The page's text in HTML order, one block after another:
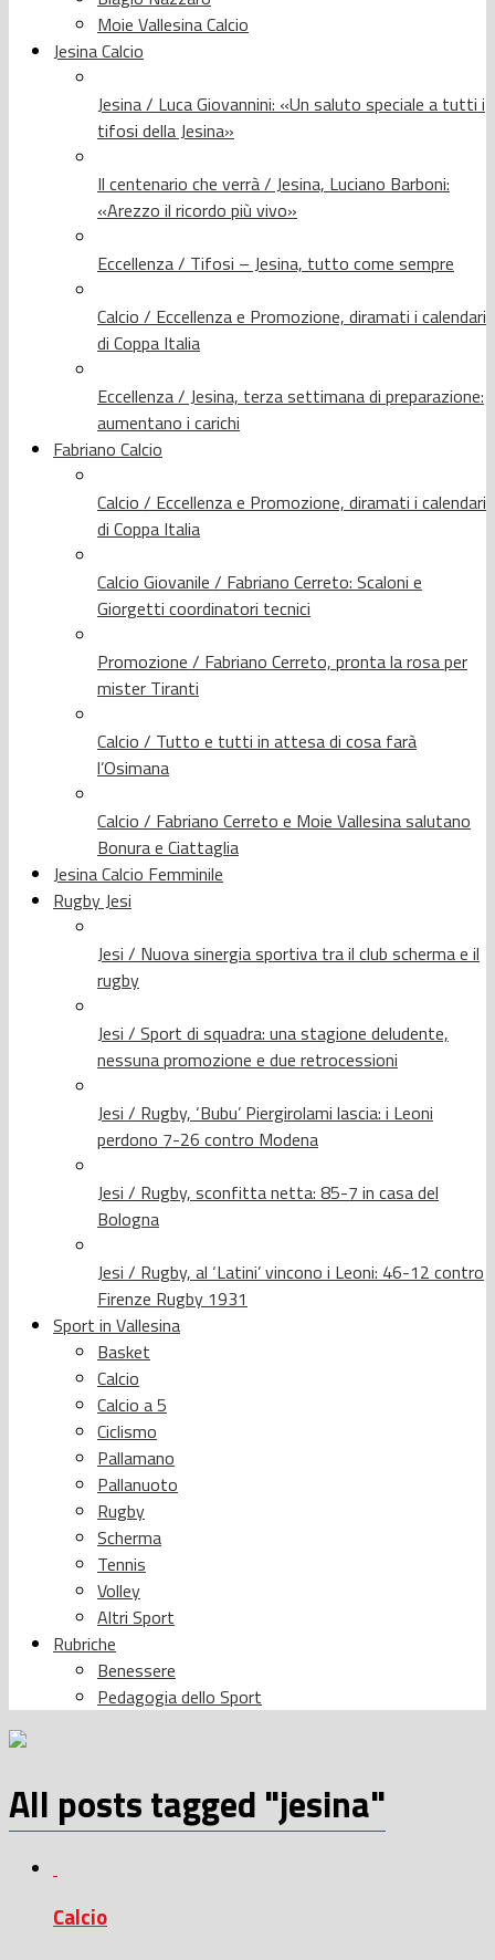
Moie Vallesina Calcio
Jesina Calcio
Jesina / Luca Giovannini: «Un saluto speciale a tutti i
tifosi della Jesina»
Il centenario che verrà / Jesina, Luciano Barboni:
«Arezzo il ricordo più vivo»
Eccellenza / Tifosi – Jesina, tutto come sempre
Calcio / Eccellenza e Promozione, diramati i calendari
di Coppa Italia
Eccellenza / Jesina, terza settimana di preparazione:
aumentano i carichi
Fabriano Calcio
Calcio / Eccellenza e Promozione, diramati i calendari
di Coppa Italia
Calcio Giovanile / Fabriano Cerreto: Scaloni e
Giorgetti coordinatori tecnici
Promozione / Fabriano Cerreto, pronta la rosa per
mister Tiranti
Calcio / Tutto e tutti in attesa di cosa farà
l’Osimana
Calcio / Fabriano Cerreto e Moie Vallesina salutano
Bonura e Ciattaglia
Jesina Calcio Femminile
Rugby Jesi
Jesi / Nuova sinergia sportiva tra il club scherma e il
rugby
Jesi / Sport di squadra: una stagione deludente,
nessuna promozione e due retrocessioni
Jesi / Rugby, ‘Bubu’ Piergirolami lascia: i Leoni
perdono 7-26 contro Modena
Jesi / Rugby, sconfitta netta: 85-7 in casa del
Bologna
Jesi / Rugby, al ‘Latini’ vincono i Leoni: 46-12 contro
Firenze Rugby 1931
Sport in Vallesina
Basket
Calcio
Calcio a 5
Ciclismo
Pallamano
Pallanuoto
Rugby
Scherma
Tennis
Volley
Altri Sport
Rubriche
Benessere
Pedagogia dello Sport
All posts tagged "jesina"
Calcio